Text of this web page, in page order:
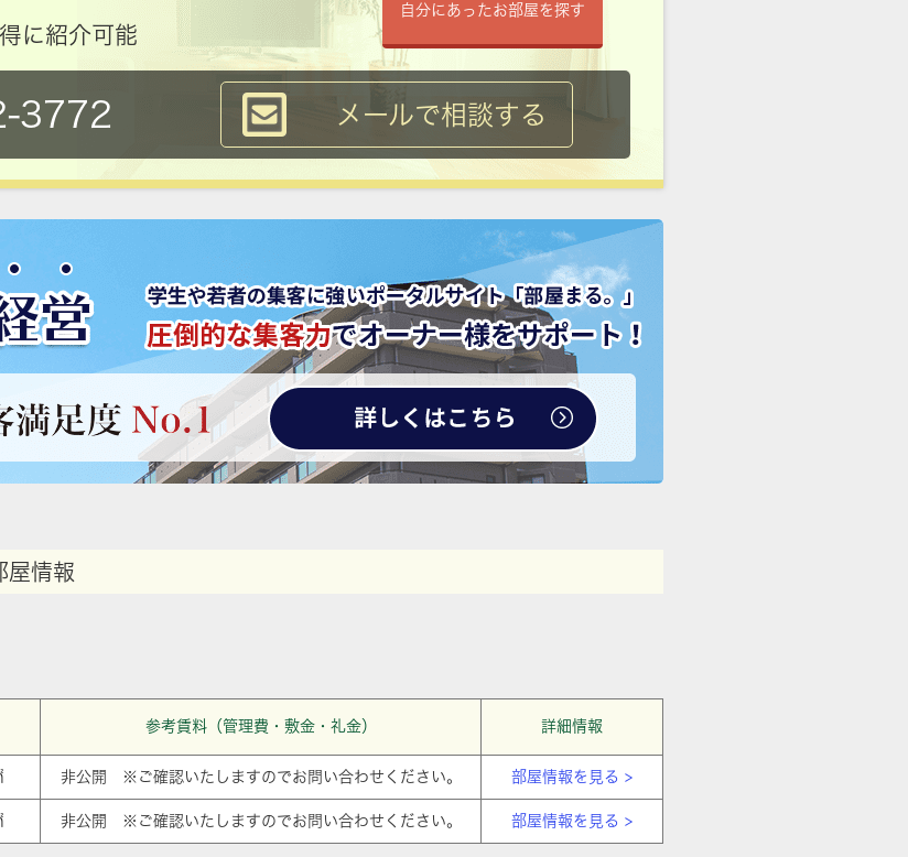
に紹介可能
自分にあったお部屋を探す
3772 メールで相談する
屋情報
参考賃料（管理費・敷金・礼金） 詳細情報
非公開 ※ご確認いたしますのでお問い合わせください。 部屋情報を見る >
非公開 ※ご確認いたしますのでお問い合わせください。 部屋情報を見る >